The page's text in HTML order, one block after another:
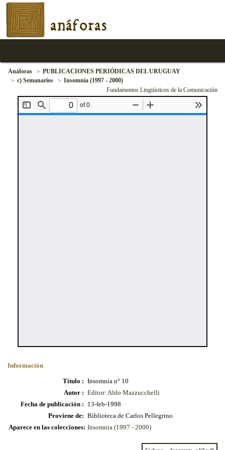
anáforas
Anáforas
PUBLICACIONES PERIÓDICAS DEL URUGUAY
c) Semanarios
Insomnia (1997 - 2000)
Fundamentos Lingüísticos de la Comunicación
Información
Título : Insomnia n° 10
Autor : Editor: Aldo Mazzucchelli
Fecha de publicación : 13-feb-1998
Proviene de: Biblioteca de Carlos Pellegrino
Aparece en las colecciones: Insomnia (1997 - 2000)